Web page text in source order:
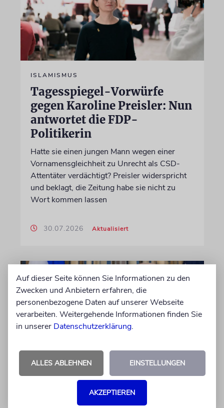
ISLAMISMUS
Tagesspiegel-Vorwürfe
gegen Karoline Preisler: Nun
antwortet die FDP-
Politikerin
Hatte sie einen jungen Mann wegen einer
Vornamensgleichheit zu Unrecht als CSD-
Attentäter verdächtigt? Preisler widerspricht
und beklagt, die Zeitung habe sie nicht zu
Wort kommen lassen
30.07.2026 Aktualisiert
WASHINGTON D.C.
Trump: Netanjahu will, dass
USA im Iran involviert
Auf dieser Seite können Sie Informationen zu den
Zwecken und Anbietern erfahren, die
personenbezogene Daten auf unserer Webseite
verarbeiten. Weitergehende Informationen finden Sie
in unserer Datenschutzerklärung.
ALLES ABLEHNEN EINSTELLUNGEN
AKZEPTIEREN